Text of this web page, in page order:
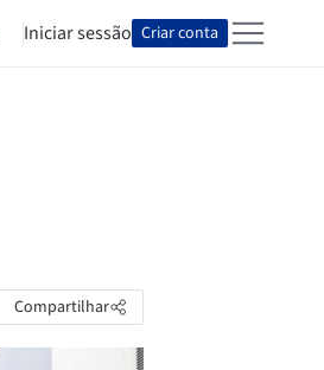
Iniciar sessão Criar conta
Compartilhar